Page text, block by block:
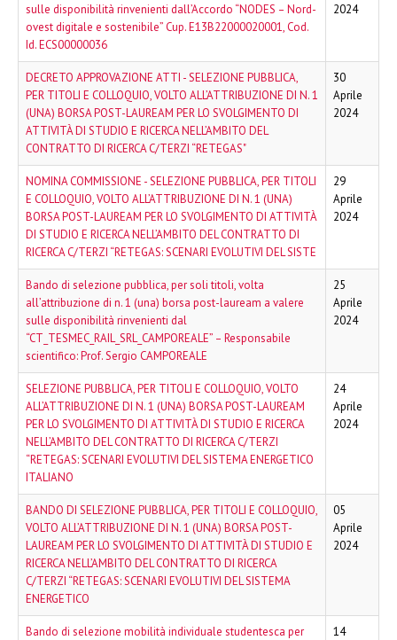
sulle disponibilità rinvenienti dall’Accordo “NODES – Nord-
ovest digitale e sostenibile” Cup. E13B22000020001, Cod.
Id. ECS00000036
2024
DECRETO APPROVAZIONE ATTI - SELEZIONE PUBBLICA,
PER TITOLI E COLLOQUIO, VOLTO ALL’ATTRIBUZIONE DI N. 1
(UNA) BORSA POST-LAUREAM PER LO SVOLGIMENTO DI
ATTIVITÀ DI STUDIO E RICERCA NELL’AMBITO DEL
CONTRATTO DI RICERCA C/TERZI “RETEGAS"
30
Aprile
2024
NOMINA COMMISSIONE - SELEZIONE PUBBLICA, PER TITOLI
E COLLOQUIO, VOLTO ALL’ATTRIBUZIONE DI N. 1 (UNA)
BORSA POST-LAUREAM PER LO SVOLGIMENTO DI ATTIVITÀ
DI STUDIO E RICERCA NELL’AMBITO DEL CONTRATTO DI
RICERCA C/TERZI “RETEGAS: SCENARI EVOLUTIVI DEL SISTE
29
Aprile
2024
Bando di selezione pubblica, per soli titoli, volta
all’attribuzione di n. 1 (una) borsa post-lauream a valere
sulle disponibilità rinvenienti dal
“CT_TESMEC_RAIL_SRL_CAMPOREALE” – Responsabile
scientifico: Prof. Sergio CAMPOREALE
25
Aprile
2024
SELEZIONE PUBBLICA, PER TITOLI E COLLOQUIO, VOLTO
ALL’ATTRIBUZIONE DI N. 1 (UNA) BORSA POST-LAUREAM
PER LO SVOLGIMENTO DI ATTIVITÀ DI STUDIO E RICERCA
NELL’AMBITO DEL CONTRATTO DI RICERCA C/TERZI
“RETEGAS: SCENARI EVOLUTIVI DEL SISTEMA ENERGETICO
ITALIANO
24
Aprile
2024
BANDO DI SELEZIONE PUBBLICA, PER TITOLI E COLLOQUIO,
VOLTO ALL’ATTRIBUZIONE DI N. 1 (UNA) BORSA POST-
LAUREAM PER LO SVOLGIMENTO DI ATTIVITÀ DI STUDIO E
RICERCA NELL’AMBITO DEL CONTRATTO DI RICERCA
C/TERZI “RETEGAS: SCENARI EVOLUTIVI DEL SISTEMA
ENERGETICO
05
Aprile
2024
Bando di selezione mobilità individuale studentesca per
14